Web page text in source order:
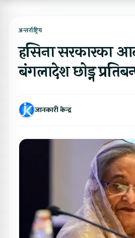
अन्तर्राष्ट्रिय
हसिना सरकारका
बंगलादेश छोड्न
जानकारी केन्द्र